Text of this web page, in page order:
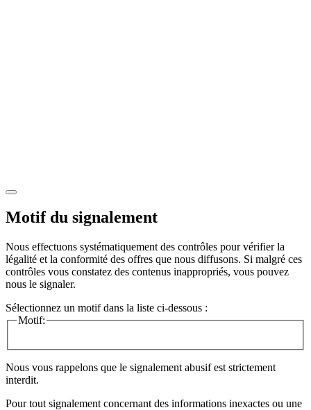
Motif du signalement
Nous effectuons systématiquement des contrôles pour vérifier la
légalité et la conformité des offres que nous diffusons. Si malgré ces
contrôles vous constatez des contenus inappropriés, vous pouvez
nous le signaler.
Sélectionnez un motif dans la liste ci-dessous :
Motif:
Nous vous rappelons que le signalement abusif est strictement
interdit.
Pour tout signalement concernant des informations inexactes ou une